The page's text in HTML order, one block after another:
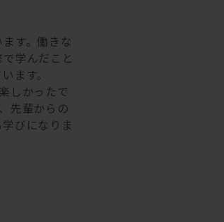
す。働きな
学んだこと
ます。
しかったで
先輩からの
びになりま